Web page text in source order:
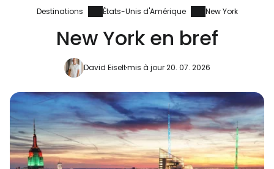
Destinations États-Unis d'Amérique New York
New York en bref
David Eiseltmis à jour 20. 07. 2026
Cestee
... la communauté mondiale des voyageurs
Continuer avec Facebook